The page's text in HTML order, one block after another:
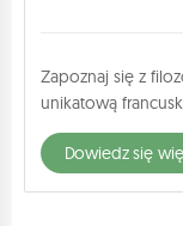
Zapoznaj się z
unikatową
dowiedz się